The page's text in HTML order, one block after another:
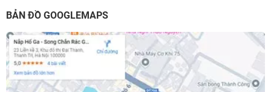
BẢN ĐỒ GOOGLEMAPS